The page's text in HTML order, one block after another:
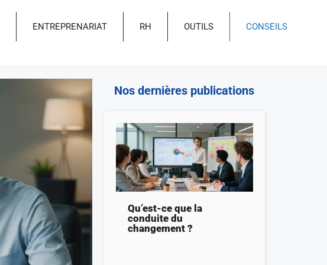
ENTREPRENARIAT RH OUTILS CONSEILS
Nos dernières publications
Qu’est-ce que la
conduite du
changement ?